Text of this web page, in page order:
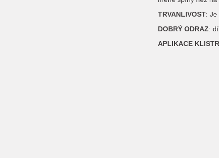
TRVANLIVOST: Je
DOBRÝ ODRAZ:
APLIKACE